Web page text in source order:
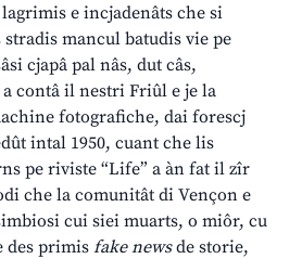
e incjadenâts che si
stradis mancul batudis vie pe
cjapâ pal nâs, dut câs,
contâ il nestri Friûl e je la
fotografiche, dai forescj
intal 1950, cuant che lis
pe riviste “Life” a àn fat il zîr
che la comunitât di Vençon e
cui siei muarts, o miôr, cu
des primis fake newsde storie,